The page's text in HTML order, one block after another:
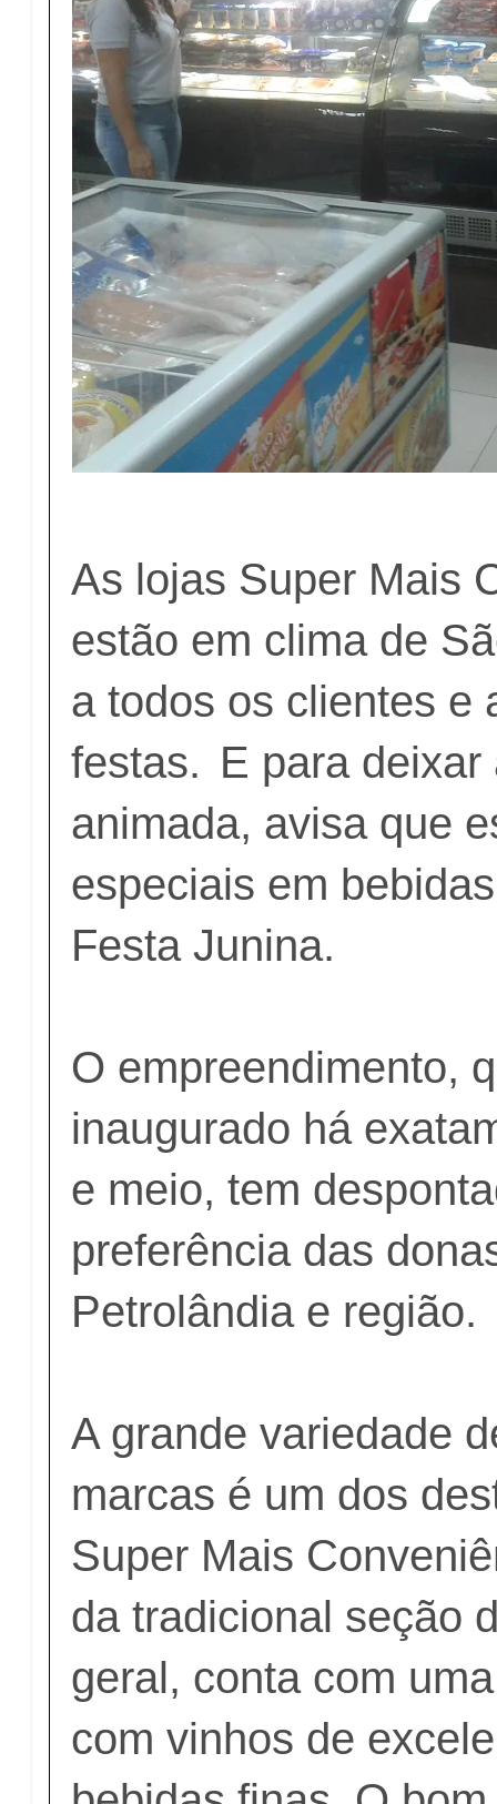
As lojas Super Mais
estão em clima de
a todos os clientes e
festas. E para
animada, avisa que
especiais em
Festa Junina.
O empreendimento,
inaugurado há
e meio, tem
preferência das
Petrolândia e região.
A grande variedade
marcas é um dos
Super Mais
da tradicional seção
geral, conta com
com vinhos de